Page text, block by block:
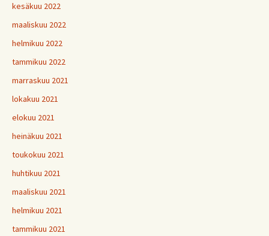
kesäkuu 2022
maaliskuu 2022
helmikuu 2022
tammikuu 2022
marraskuu 2021
lokakuu 2021
elokuu 2021
heinäkuu 2021
toukokuu 2021
huhtikuu 2021
maaliskuu 2021
helmikuu 2021
tammikuu 2021